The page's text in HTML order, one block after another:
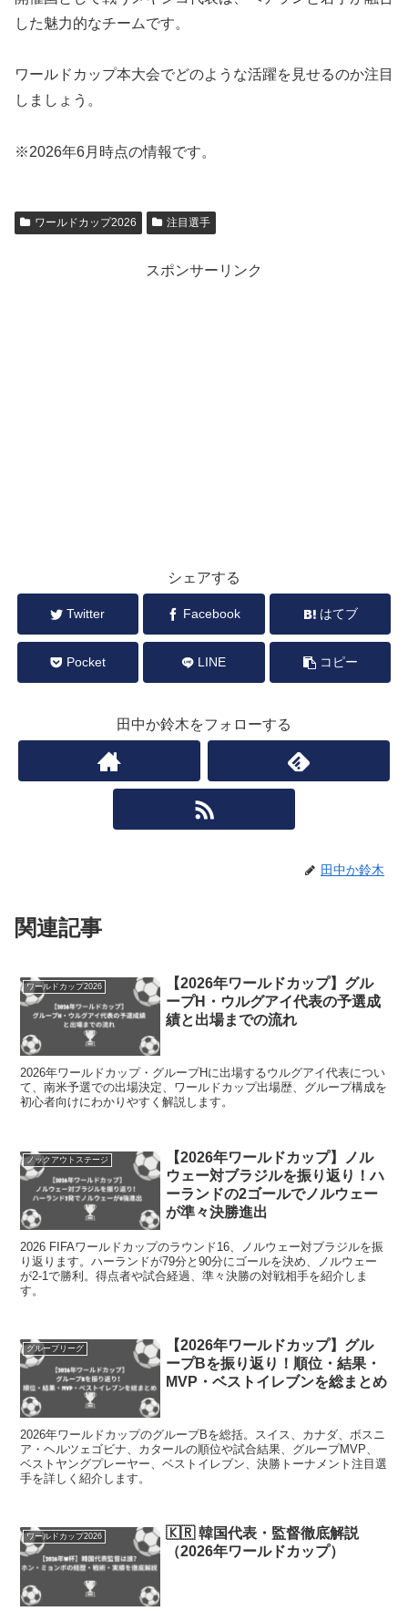
した魅力的なチームです。
ワールドカップ本大会でどのような活躍を見せるのか注目
しましょう。
※2026年6月時点の情報です。
ワールドカップ2026 注目選手
スポンサーリンク
シェアする
Twitter Facebook はてブ
Pocket LINE コピー
田中か鈴木をフォローする
田中か鈴木
関連記事
ワールドカップ2026
【2026年ワールドカップ】グル
ープH・ウルグアイ代表の予選成
績と出場までの流れ
2026年ワールドカップ・グループHに出場するウルグアイ代表につい
て、南米予選での出場決定、ワールドカップ出場歴、グループ構成を
初心者向けにわかりやすく解説します。
ノックアウトステージ
【2026年ワールドカップ】ノル
ウェー対ブラジルを振り返り！ハ
ーランドの2ゴールでノルウェー
が準々決勝進出
2026 FIFAワールドカップのラウンド16、ノルウェー対ブラジルを振
り返ります。ハーランドが79分と90分にゴールを決め、ノルウェー
が2-1で勝利。得点者や試合経過、準々決勝の対戦相手を紹介しま
す。
グループリーグ
【2026年ワールドカップ】グル
ープBを振り返り！順位・結果・
MVP・ベストイレブンを総まとめ
2026年ワールドカップのグループBを総括。スイス、カナダ、ボスニ
ア・ヘルツェゴビナ、カタールの順位や試合結果、グループMVP、
ベストヤングプレーヤー、ベストイレブン、決勝トーナメント注目選
手を詳しく紹介します。
ワールドカップ2026
🇰🇷 韓国代表・監督徹底解説
（2026年ワールドカップ）